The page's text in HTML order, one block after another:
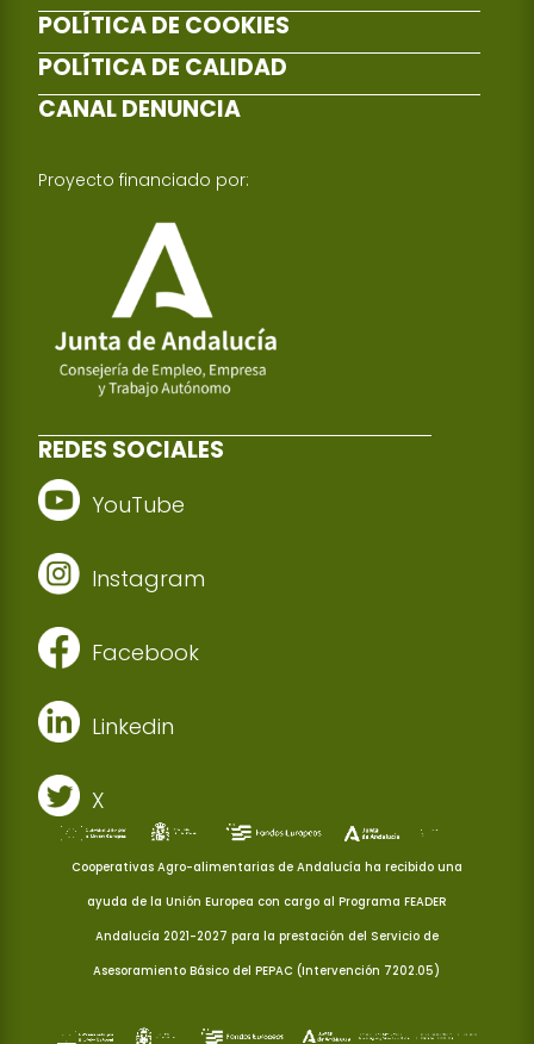
POLÍTICA DE COOKIES
POLÍTICA DE CALIDAD
CANAL DENUNCIA
Proyecto financiado por:
REDES SOCIALES
YouTube
Instagram
Facebook
Linkedin
X
Cooperativas Agro-alimentarias de Andalucía ha recibido una
ayuda de la Unión Europea con cargo al Programa FEADER
Andalucía 2021-2027 para la prestación del Servicio de
Asesoramiento Básico del PEPAC (Intervención 7202.05)